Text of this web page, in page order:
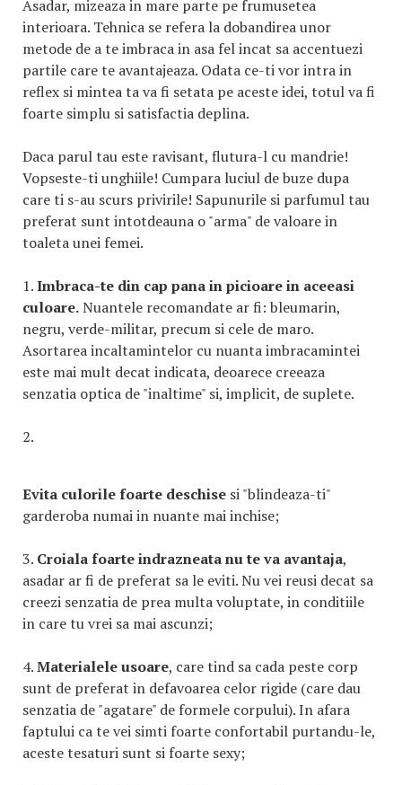
Asadar, mizeaza in mare parte pe frumusetea
interioara. Tehnica se refera la dobandirea unor
metode de a te imbraca in asa fel incat sa accentuezi
partile care te avantajeaza. Odata ce-ti vor intra in
reflex si mintea ta va fi setata pe aceste idei, totul va fi
foarte simplu si satisfactia deplina.
Daca parul tau este ravisant, flutura-l cu mandrie!
Vopseste-ti unghiile! Cumpara luciul de buze dupa
care ti s-au scurs privirile! Sapunurile si parfumul tau
preferat sunt intotdeauna o "arma" de valoare in
toaleta unei femei.
1.Imbraca-te din cap pana in picioare in aceeasi
culoare.Nuantele recomandate ar fi: bleumarin,
negru, verde-militar, precum si cele de maro.
Asortarea incaltamintelor cu nuanta imbracamintei
este mai mult decat indicata, deoarece creeaza
senzatia optica de "inaltime" si, implicit, de suplete.
2.
Evita culorile foarte deschise si "blindeaza-ti"
garderoba numai in nuante mai inchise;
3. Croiala foarte indrazneata nu te va avantaja,
asadar ar fi de preferat sa le eviti. Nu vei reusi decat sa
creezi senzatia de prea multa voluptate, in conditiile
in care tu vrei sa mai ascunzi;
4.Materialele usoare, care tind sa cada peste corp
sunt de preferat in defavoarea celor rigide (care dau
senzatia de "agatare" de formele corpului). In afara
faptului ca te vei simti foarte confortabil purtandu-le,
aceste tesaturi sunt si foarte sexy;